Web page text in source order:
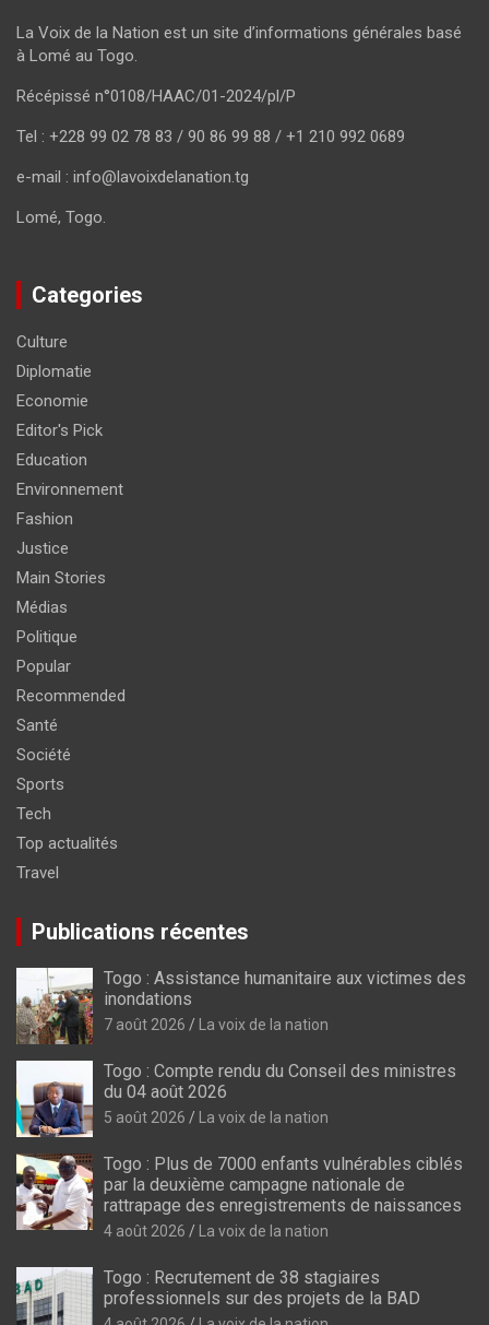
La Voix de la Nation est un site d’informations générales basé
à Lomé au Togo.
Récépissé n°0108/HAAC/01-2024/pl/P
Tel : +228 99 02 78 83 / 90 86 99 88 / +1 210 992 0689
e-mail : info@lavoixdelanation.tg
Lomé, Togo.
Categories
Culture
Diplomatie
Economie
Editor's Pick
Education
Environnement
Fashion
Justice
Main Stories
Médias
Politique
Popular
Recommended
Santé
Société
Sports
Tech
Top actualités
Travel
Publications récentes
Togo : Assistance humanitaire aux victimes des
inondations
7 août 2026 La voix de la nation
Togo : Compte rendu du Conseil des ministres
du 04 août 2026
5 août 2026 La voix de la nation
Togo : Plus de 7000 enfants vulnérables ciblés
par la deuxième campagne nationale de
rattrapage des enregistrements de naissances
4 août 2026 La voix de la nation
Togo : Recrutement de 38 stagiaires
professionnels sur des projets de la BAD